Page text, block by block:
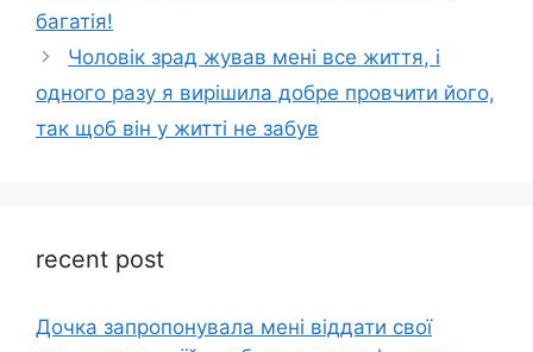
багатія!
Чоловік зрад жував мені все життя, і
одного разу я вирішила добре провчити його,
так щоб він у житті не забув
recent post
Дочка запpопонувала мені віддати свої